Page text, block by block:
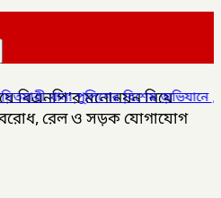
বিশেষ অভিযানে , মাদক সম্রাট
বিএনপি’র মনোনয়ন নিয়ে
রেল ও সড়ক যোগাযোগ